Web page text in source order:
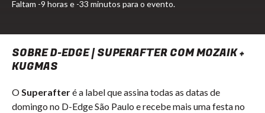
Faltam -9 horas e -33 minutos para o evento.
SOBRE D-EDGE | SUPERAFTER COM MOZAIK +
KUGMAS
OSuperafteré a label que assina todas as datas de
domingo no D-Edge São Paulo e recebe mais uma festa no